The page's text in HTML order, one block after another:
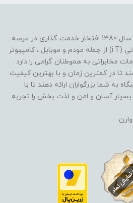
فروشگاه موبایل آی تی تل از سال 1380 افتخار خدمت گذاری در عرصه
تولید و توزیع محصولات آی تی (i.T) از جمله مودم و موبایل ، کامپیوتر
مخابراتی به هموطنان گرامی را دارد .
تا در کمترین زمان و با بهترین کیفیت
به شما بزرگواران ارائه دهند تا با
بسیار آسان و امن و لذت بخش را تجربه